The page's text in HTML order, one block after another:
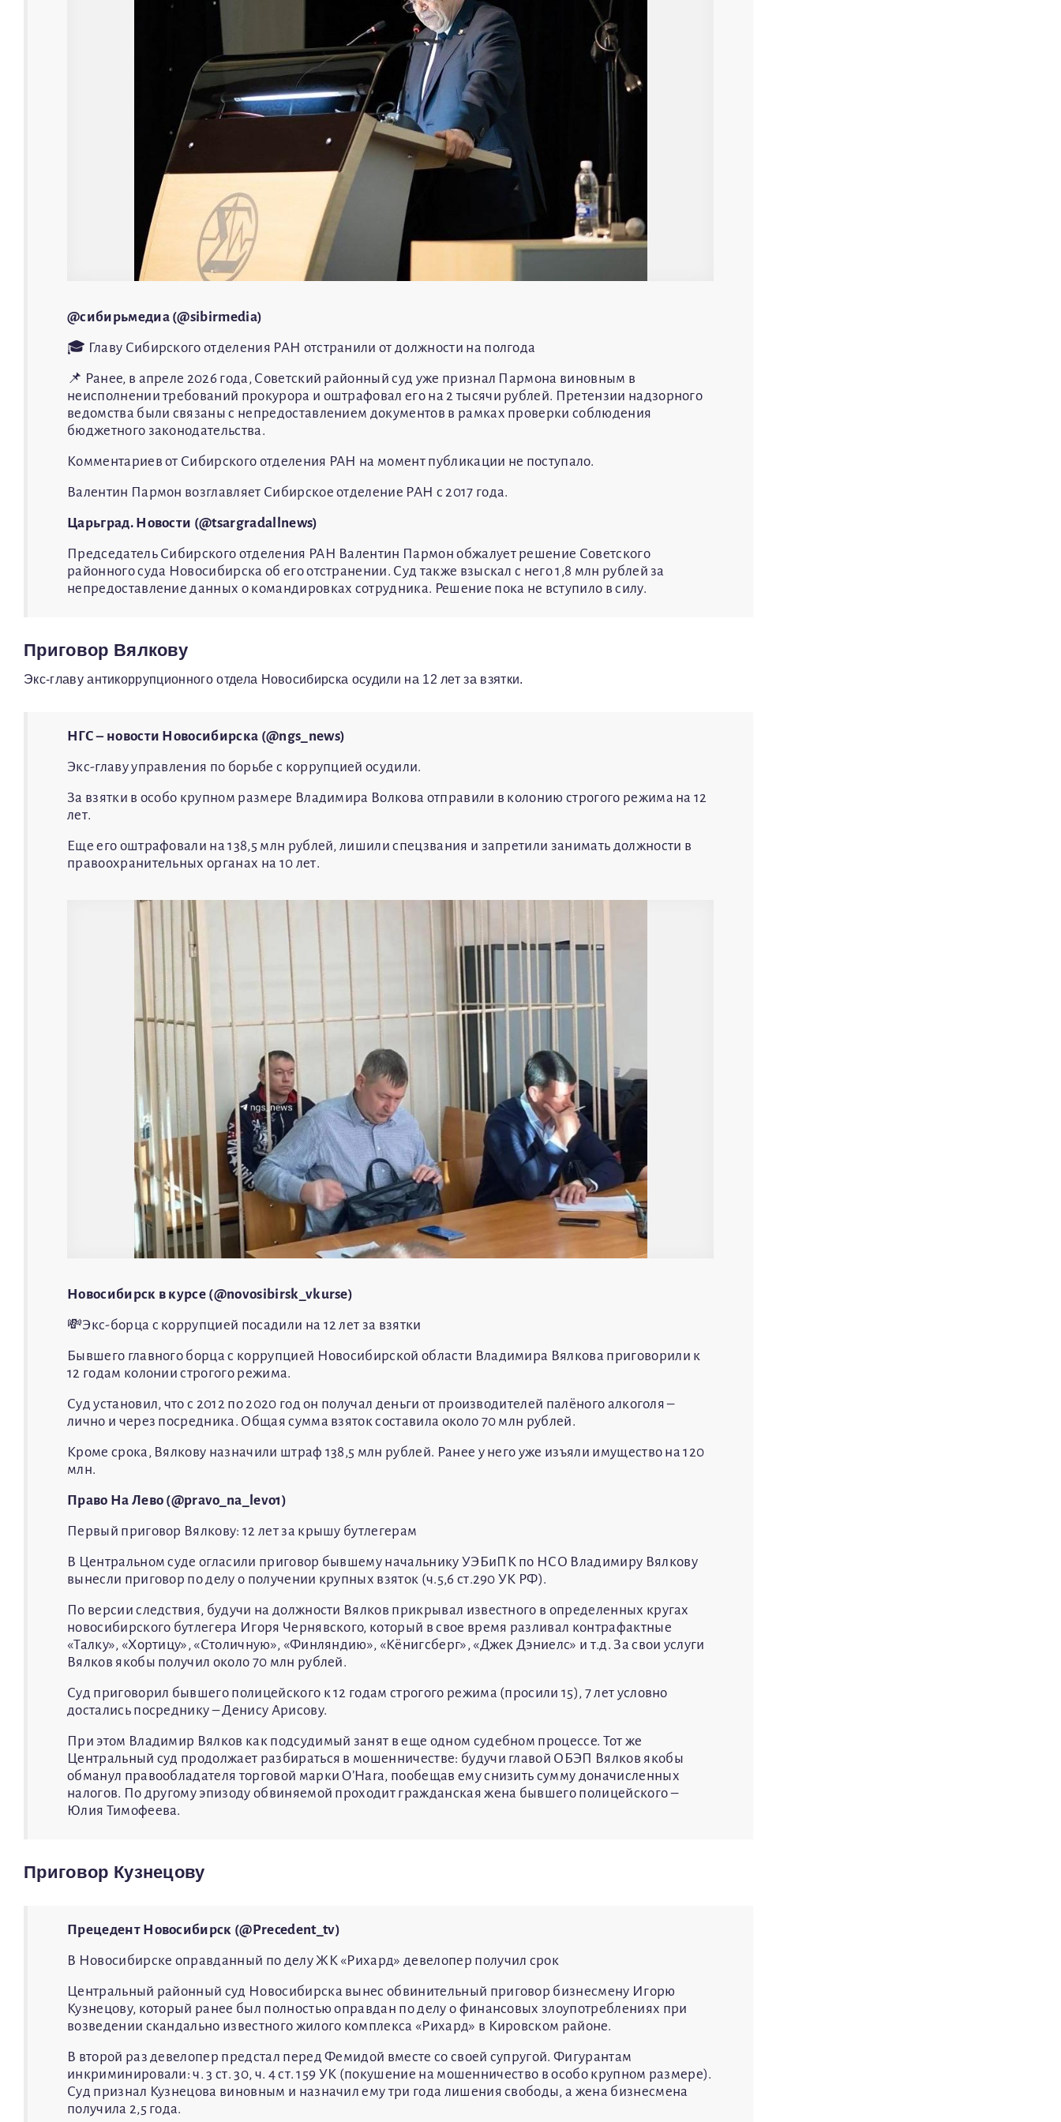
@сибирьмедиа (@sibirmedia)
🎓 Главу Сибирского отделения РАН отстранили от должности на полгода
📌 Ранее, в апреле 2026 года, Советский районный суд уже признал Пармона виновным в
неисполнении требований прокурора и оштрафовал его на 2 тысячи рублей. Претензии надзорного
ведомства были связаны с непредоставлением документов в рамках проверки соблюдения
бюджетного законодательства.
Комментариев от Сибирского отделения РАН на момент публикации не поступало.
Валентин Пармон возглавляет Сибирское отделение РАН с 2017 года.
Царьград. Новости (@tsargradallnews)
Председатель Сибирского отделения РАН Валентин Пармон обжалует решение Советского
районного суда Новосибирска об его отстранении. Суд также взыскал с него 1,8 млн рублей за
непредоставление данных о командировках сотрудника. Решение пока не вступило в силу.
Приговор Вялкову
Экс-главу антикоррупционного отдела Новосибирска осудили на 12 лет за взятки.
НГС – новости Новосибирска (@ngs_news)
Экс-главу управления по борьбе с коррупцией осудили.
За взятки в особо крупном размере Владимира Волкова отправили в колонию строгого режима на 12
лет.
Еще его оштрафовали на 138,5 млн рублей, лишили спецзвания и запретили занимать должности в
правоохранительных органах на 10 лет.
Новосибирск в курсе (@novosibirsk_vkurse)
💸Экс-борца с коррупцией посадили на 12 лет за взятки
Бывшего главного борца с коррупцией Новосибирской области Владимира Вялкова приговорили к
12 годам колонии строгого режима.
Суд установил, что с 2012 по 2020 год он получал деньги от производителей палёного алкоголя –
лично и через посредника. Общая сумма взяток составила около 70 млн рублей.
Кроме срока, Вялкову назначили штраф 138,5 млн рублей. Ранее у него уже изъяли имущество на 120
млн.
Право На Лево (@pravo_na_levo1)
Первый приговор Вялкову: 12 лет за крышу бутлегерам
В Центральном суде огласили приговор бывшему начальнику УЭБиПК по НСО Владимиру Вялкову
вынесли приговор по делу о получении крупных взяток (ч.5,6 ст.290 УК РФ).
По версии следствия, будучи на должности Вялков прикрывал известного в определенных кругах
новосибирского бутлегера Игоря Чернявского, который в свое время разливал контрафактные
«Талку», «Хортицу», «Столичную», «Финляндию», «Кёнигсберг», «Джек Дэниелс» и т.д. За свои услуги
Вялков якобы получил около 70 млн рублей.
Суд приговорил бывшего полицейского к 12 годам строгого режима (просили 15), 7 лет условно
достались посреднику – Денису Арисову.
При этом Владимир Вялков как подсудимый занят в еще одном судебном процессе. Тот же
Центральный суд продолжает разбираться в мошенничестве: будучи главой ОБЭП Вялков якобы
обманул правообладателя торговой марки O’Hara, пообещав ему снизить сумму доначисленных
налогов. По другому эпизоду обвиняемой проходит гражданская жена бывшего полицейского –
Юлия Тимофеева.
Приговор Кузнецову
Прецедент Новосибирск (@Precedent_tv)
В Новосибирске оправданный по делу ЖК «Рихард» девелопер получил срок
Центральный районный суд Новосибирска вынес обвинительный приговор бизнесмену Игорю
Кузнецову, который ранее был полностью оправдан по делу о финансовых злоупотреблениях при
возведении скандально известного жилого комплекса «Рихард» в Кировском районе.
В второй раз девелопер предстал перед Фемидой вместе со своей супругой. Фигурантам
инкриминировали: ч. 3 ст. 30, ч. 4 ст. 159 УК (покушение на мошенничество в особо крупном размере).
Суд признал Кузнецова виновным и назначил ему три года лишения свободы, а жена бизнесмена
получила 2,5 года.